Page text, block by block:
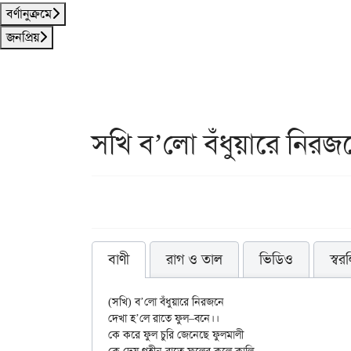
বর্ণানুক্রমে
জনপ্রিয়
সখি ব’লো বঁধুয়ারে
বাণী রাগ ও তাল ভিডিও
(সখি) ব’লো বঁধুয়ারে নিরজনে
দেখা হ’লে রাতে ফুল–বনে।।
কে করে ফুল চুরি জেনেছে ফুলমালী